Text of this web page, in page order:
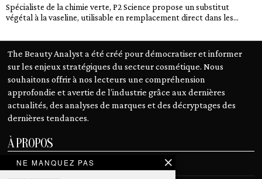
Spécialiste de la chimie verte, P2 Science propose un substitut
végétal à la vaseline, utilisable en remplacement direct dans les...
The Beauty Analyst a été créé pour démocratiser et informer
sur les enjeux stratégiques du secteur cosmétique. Nous
souhaitons offrir à nos lecteurs une compréhension
approfondie et avertie de l’industrie grâce aux dernières
actualités, des analyses de marques et des décryptages des
dernières tendances.
À PROPOS
Notre mission
NE MANQUEZ PAS